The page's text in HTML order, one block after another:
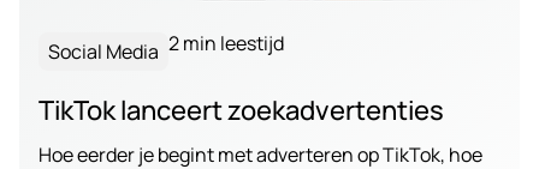
Social Media 2 min leestijd
TikTok lanceert zoekadvertenties
Hoe eerder je begint met adverteren op TikTok, hoe